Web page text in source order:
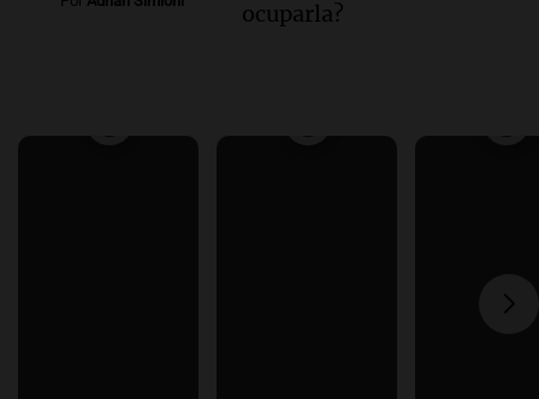
ocuparla?